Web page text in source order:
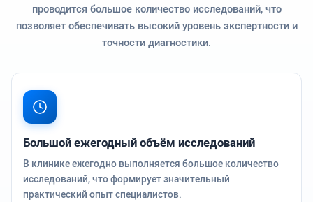
проводится большое количество исследований, что
позволяет обеспечивать высокий уровень экспертности и
точности диагностики.
Большой ежегодный объём исследований
В клинике ежегодно выполняется большое количество
исследований, что формирует значительный
практический опыт специалистов.